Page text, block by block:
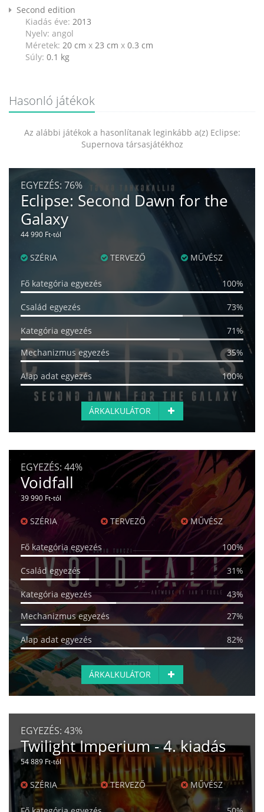
Second edition
Kiadás éve: 2013
Nyelv: angol
Méretek: 20 cm x 23 cm x 0.3 cm
Súly: 0.1 kg
Hasonló játékok
Az alábbi játékok a hasonlítanak leginkább a(z) Eclipse:
Supernova társasjátékhoz
EGYEZÉS: 76%
Eclipse: Second Dawn for the
Galaxy
44 990 Ft-tól
SZÉRIA TERVEZŐ MŰVÉSZ
Fő kategória egyezés 100%
Család egyezés 73%
Kategória egyezés
71%
Mechanizmus egyezés
35%
Alap adat egyezés 100%
ÁRKALKULÁTOR
EGYEZÉS: 44%
Voidfall
39 990 Ft-tól
SZÉRIA TERVEZŐ MŰVÉSZ
Fő kategória egyezés 100%
Család egyezés 31%
Kategória egyezés
43%
Mechanizmus egyezés
27%
Alap adat egyezés 82%
ÁRKALKULÁTOR
EGYEZÉS: 43%
Twilight Imperium - 4. kiadás
54 889 Ft-tól
SZÉRIA TERVEZŐ MŰVÉSZ